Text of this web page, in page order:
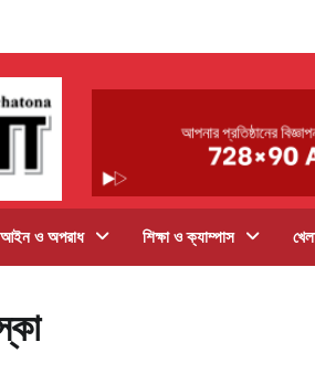
আইন ও অপরাধ শিক্ষা ও ক্যাম্পাস